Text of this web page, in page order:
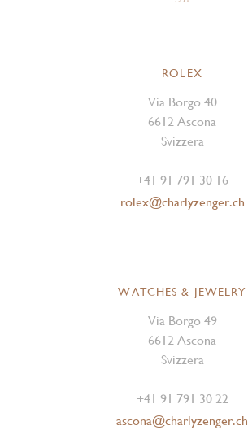
ROLEX
Via Borgo 40
6612 Ascona
Svizzera
+41 91 791 30 16
rolex@charlyzenger.ch
WATCHES & JEWELRY
Via Borgo 49
6612 Ascona
Svizzera
+41 91 791 30 22
ascona@charlyzenger.ch